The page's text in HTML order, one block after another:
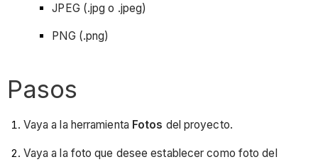
JPEG (.jpg o .jpeg)
PNG (.png)
Pasos
Vaya a la herramienta Fotos del proyecto.
Vaya a la foto que desee establecer como foto del